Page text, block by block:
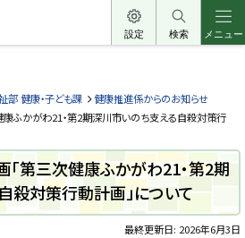
設定 検索 メニュー
部 健康・子ども課
健康推進係からのお知らせ
康ふかがわ21・第2期深川市いのち支える自殺対策行
「第三次健康ふかがわ21・第2期
殺対策行動計画」について
最終更新日: 2026年6月3日